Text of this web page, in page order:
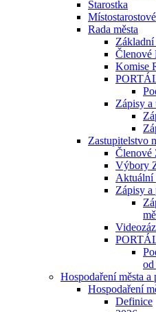
Starostka
Místostarostové
Rada města
Členové
Komise
Zápisy a
Zastupitelstvo
Členové
Výbory
Aktuální
Zápisy a
Hospodaření města
Hospodaření
Definice